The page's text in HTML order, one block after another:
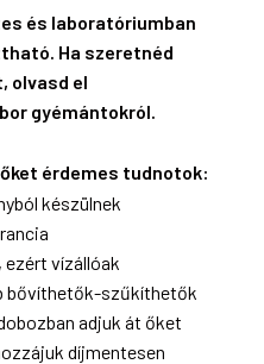
és laboratóriumban
Ha szeretnéd
olvasd el
gyémántokról.
érdemes tudnotok:
készülnek
vízállóak
bővíthetők-szűkíthetők
adjuk át őket
díjmentesen